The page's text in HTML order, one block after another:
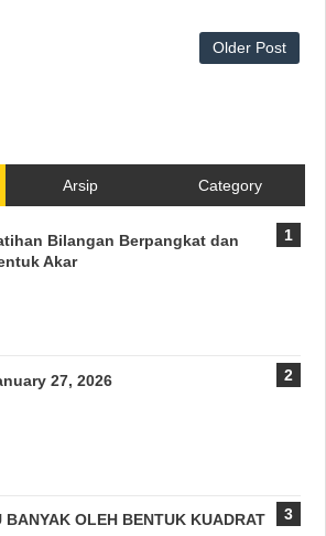
Older Post
Arsip Category
Bilangan Berpangkat dan
Akar
27, 2026
BANYAK OLEH BENTUK KUADRAT